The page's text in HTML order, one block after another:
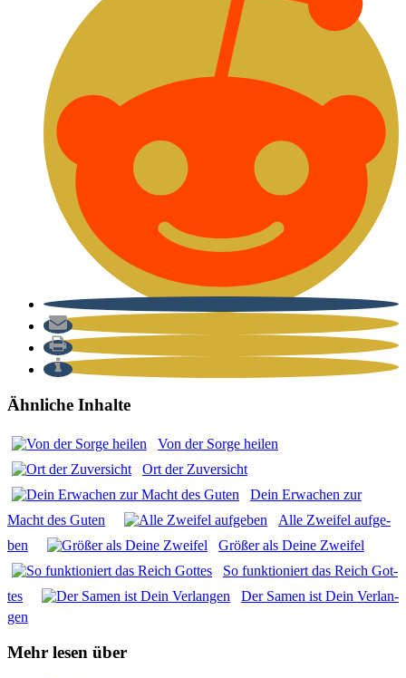
Ähnliche Inhalte
Von der Sor­ge hei­len
Ort der Zuver­sicht
Dein Erwa­chen zur
Macht des Guten
Alle Zwei­fel auf­ge­
ben
Grö­ßer als Dei­ne Zwei­fel
So funk­tio­niert das Reich Got­
tes
Der Samen ist Dein Ver­lan­
gen
Mehr lesen über